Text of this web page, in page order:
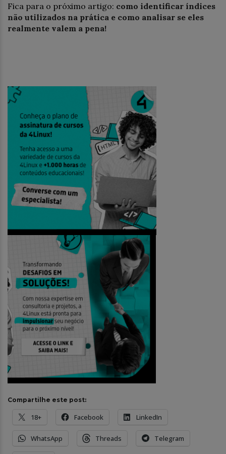
Fica para o próximo artigo: como identificar índices
não utilizados na prática e como analisar se eles
realmente valem a pena!
Compartilhe este post:
18+ Facebook LinkedIn
WhatsApp Threads Telegram